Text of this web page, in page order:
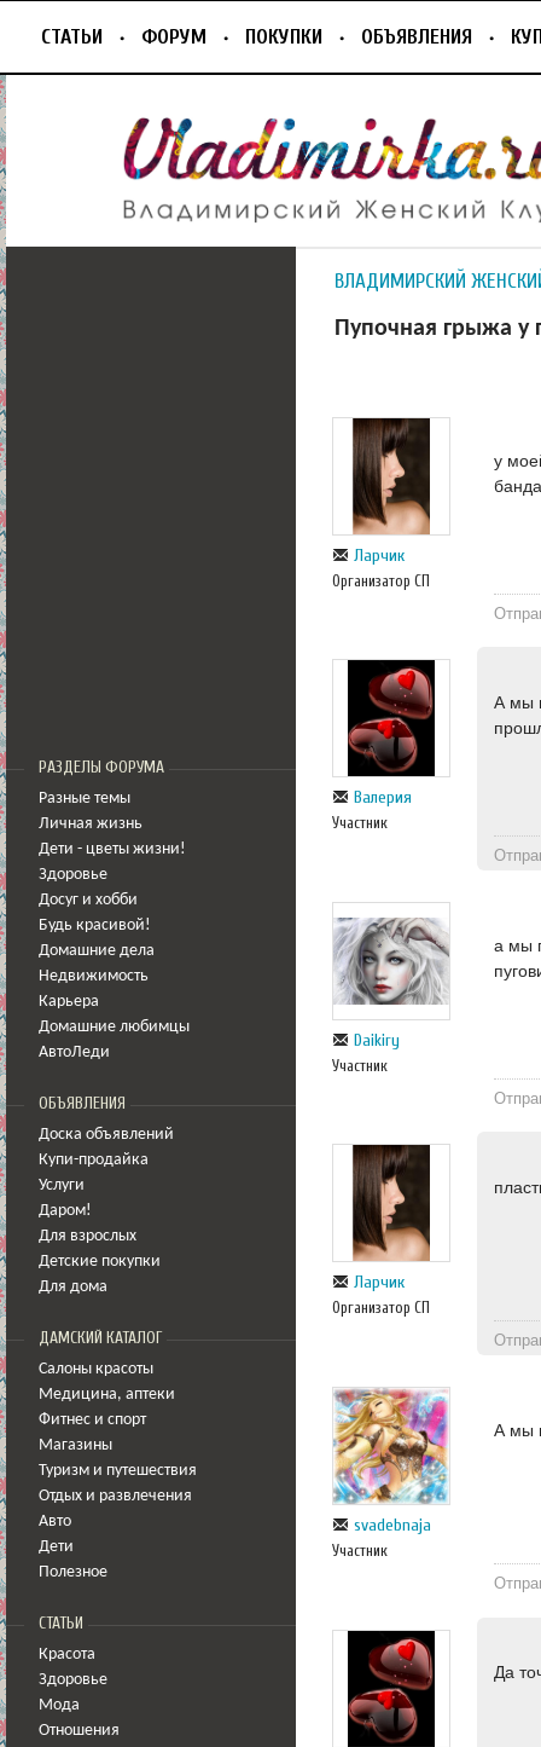
СТАТЬИ ФОРУМ ПОКУПКИ ОБЪЯВЛЕНИЯ
РАЗДЕЛЫ ФОРУМА
Разные темы
Личная жизнь
Дети - цветы жизни!
Здоровье
Досуг и хобби
Будь красивой!
Домашние дела
Недвижимость
Карьера
Домашние любимцы
АвтоЛеди
ОБЪЯВЛЕНИЯ
Доска объявлений
Купи-продайка
Услуги
Даром!
Для взрослых
Детские покупки
Для дома
ДАМСКИЙ КАТАЛОГ
Салоны красоты
Медицина, аптеки
Фитнес и спорт
Магазины
Туризм и путешествия
Отдых и развлечения
Авто
Дети
Полезное
СТАТЬИ
Красота
Здоровье
Мода
Отношения
ВЛАДИМИРСКИЙ
Пупочная грыжа у
Ларчик
Организатор СП
у
Валерия
Участник
А мы
Daikiry
Участник
а мы
Ларчик
Организатор СП
svadebnaja
Участник
А мы
Да